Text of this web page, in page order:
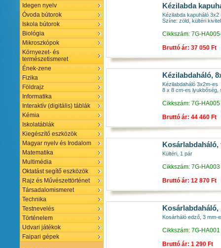
Idegen nyelv
Óvoda bútorok
Iskola bútorok
Biológia
Mikroszkópok
Környezet- és
természetismeret
Ének-zene
Fizika
Földrajz
Informatika
Interaktív (digitális) táblák
Kémia
Iskolatáblák
Kiegészítő eszközök
Magyar nyelv és Irodalom
Matematika
Multimédia
Oktatást segítő eszközök
Rajz és Művészettörténet
Társadalomismeret
Technika
Testnevelés
Történelem
Udvari játékok
Faipari gépek
Kézilabda
Kézilabda kapuháló 3x2
Színe: zöld, kültéri
Cikkszám: 7G-
Bruttó ár: 37 050 Ft
Kézilabdaháló,
Kézilabdaháló 3x2m-es
8 x 8 cm-es lyukbőség,
Cikkszám: 7G-HA005
Bruttó ár: 44 460 Ft
Kültéri, 1 pár
Cikkszám: 7G-HA003
Bruttó ár: 12 870 Ft
Kosárháló edző, 3 mm-
Cikkszám: 7G-HA001
Bruttó ár: 1 290 Ft